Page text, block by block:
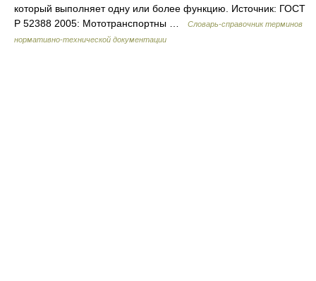
который выполняет одну или более функцию. Источник: ГОСТ
Р 52388 2005: Мототранспортны …
Словарь-справочник терминов
нормативно-технической документации